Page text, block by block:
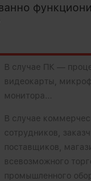
В случае ПК —
видеокарты,
монитора...
В случае
сотрудников,
поставщиков,
всевозможного
промышленного